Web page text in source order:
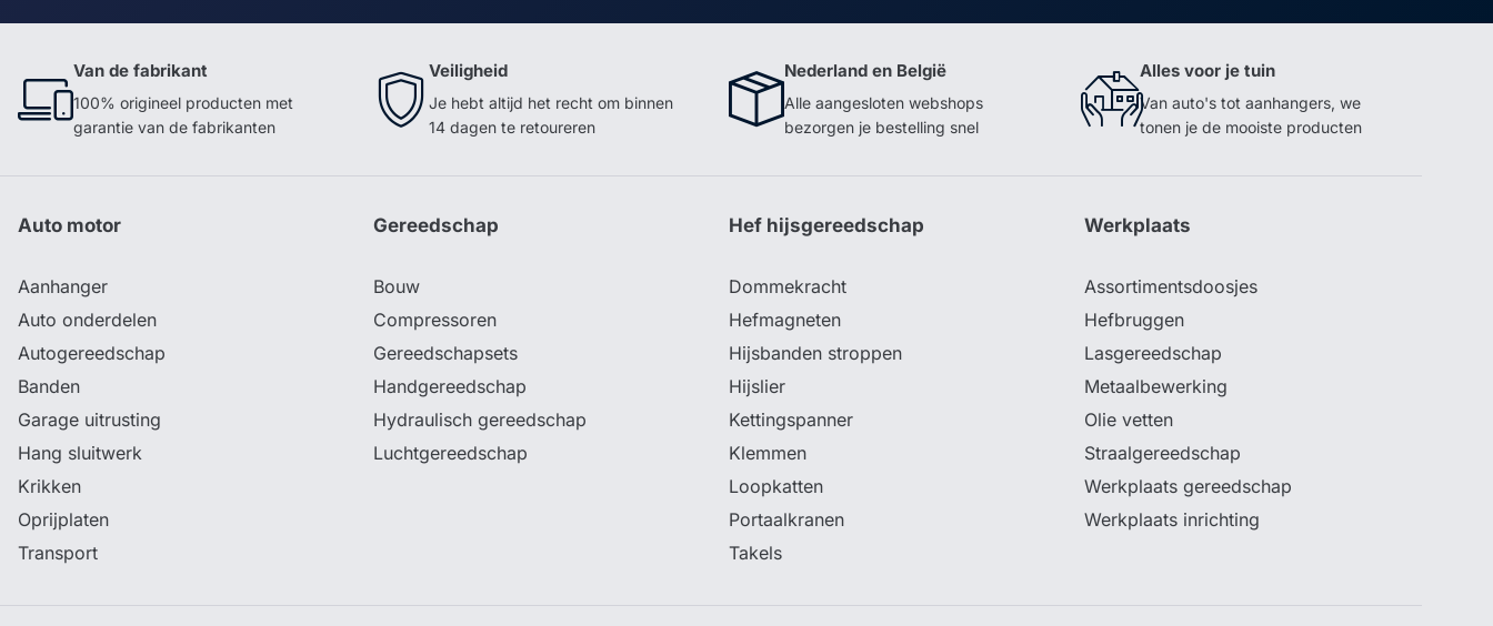
Van de fabrikant
100% origineel producten met
garantie van de fabrikanten
Veiligheid
Je hebt altijd het recht om binnen
14 dagen te retoureren
Nederland en België
Alle aangesloten webshops
bezorgen je bestelling snel
Alles voor je tuin
Van auto's tot aanhangers, we
tonen je de mooiste producten
Auto motor
Aanhanger
Auto onderdelen
Autogereedschap
Banden
Garage uitrusting
Hang sluitwerk
Krikken
Oprijplaten
Transport
Gereedschap
Bouw
Compressoren
Gereedschapsets
Handgereedschap
Hydraulisch gereedschap
Luchtgereedschap
Hef hijsgereedschap
Dommekracht
Hefmagneten
Hijsbanden stroppen
Hijslier
Kettingspanner
Klemmen
Loopkatten
Portaalkranen
Takels
Werkplaats
Assortimentsdoosjes
Hefbruggen
Lasgereedschap
Metaalbewerking
Olie vetten
Straalgereedschap
Werkplaats gereedschap
Werkplaats inrichting